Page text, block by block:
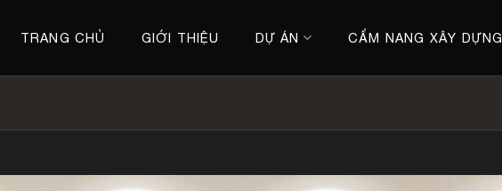
TRANG CHỦ GIỚI THIỆU DỰ ÁN CẨM NANG XÂY DỰNG